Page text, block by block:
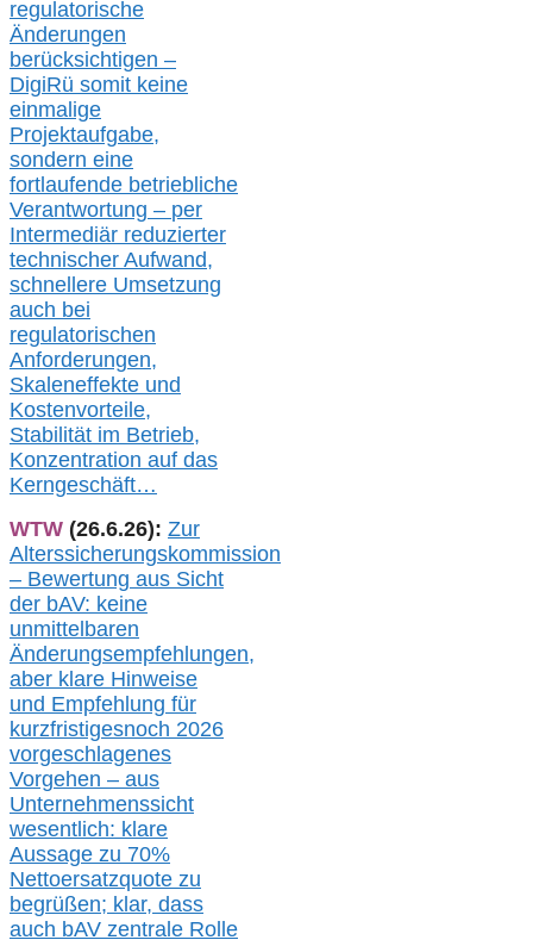
regulatorische
Änderungen
berücksichtigen –
DigiRü somit keine
einmalige
Projektaufgabe,
sondern eine
fortlaufende betriebliche
Verantwortung – per
Intermediär reduzierter
technischer Aufwand,
schnellere Umsetzung
auch bei
regulatorischen
Anforderungen,
Skaleneffekte und
Kostenvorteile,
Stabilität im Betrieb,
Konzentration auf das
Kerngeschäft…
WTW (26.6.26): Zur
Alterssicherungskommission
– Bewertung aus Sicht
der bAV: keine
unmittelbaren
Änderungsempfehlungen,
aber klare Hinweise
und Empfehlung für
kurzfristigesnoch 2026
vorgeschlagenes
Vorgehen – aus
Unternehmenssicht
wesentlich: klare
Aussage zu 70%
Nettoersatzquote zu
begrüßen; klar, dass
auch bAV zentrale Rolle